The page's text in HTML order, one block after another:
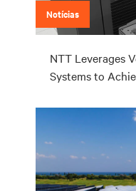
Notícias
NTT Leverages
Systems to